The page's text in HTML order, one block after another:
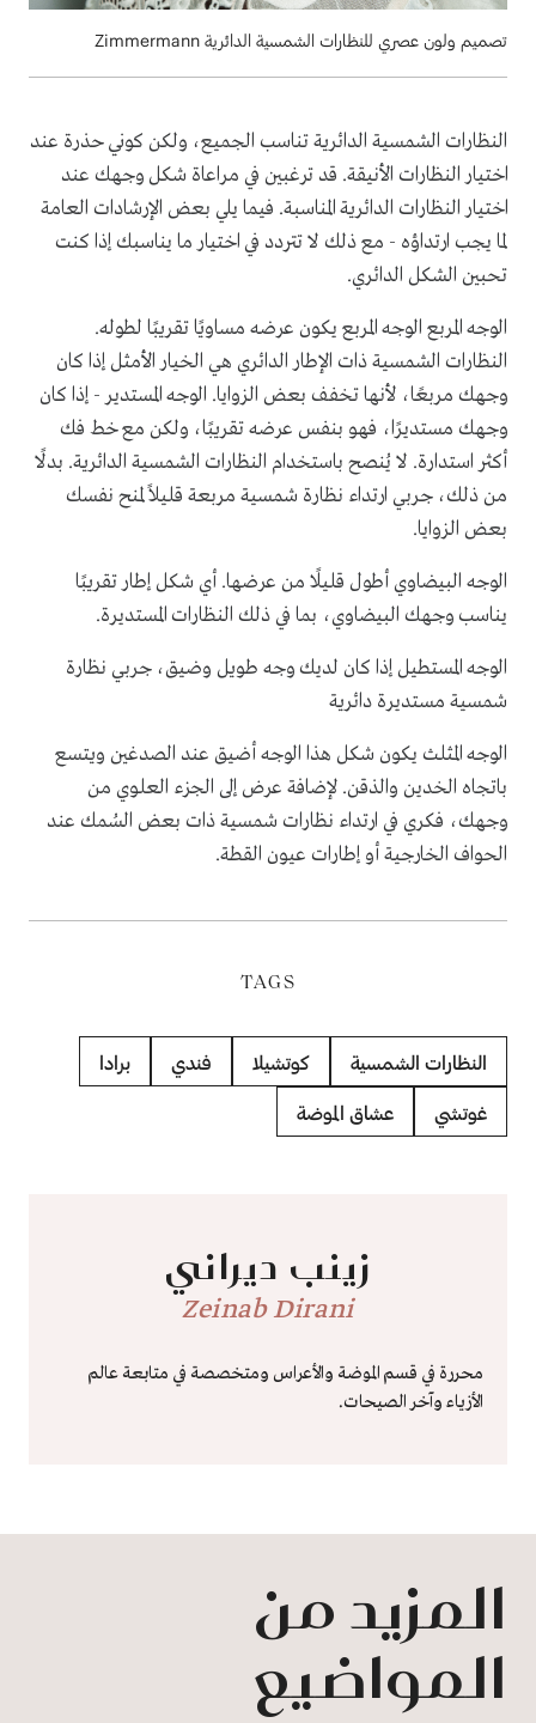
تصميم ولون عصري للنظارات الشمسية الدائرية Zimmermann
النظارات الشمسية الدائرية تناسب الجميع، ولكن كوني حذرة عند
اختيار النظارات الأنيقة. قد ترغبين في مراعاة شكل وجهك عند
اختيار النظارات الدائرية المناسبة. فيما يلي بعض الإرشادات العامة
لما يجب ارتداؤه - مع ذلك لا تتردد في اختيار ما يناسبك إذا كنت
تحبين الشكل الدائري.
الوجه المربع الوجه المربع يكون عرضه مساويًا تقريبًا لطوله.
النظارات الشمسية ذات الإطار الدائري هي الخيار الأمثل إذا كان
وجهك مربعًا، لأنها تخفف بعض الزوايا. الوجه المستدير - إذا كان
وجهك مستديرًا، فهو بنفس عرضه تقريبًا، ولكن مع خط فك
أكثر استدارة. لا يُنصح باستخدام النظارات الشمسية الدائرية. بدلًا
من ذلك، جربي ارتداء نظارة شمسية مربعة قليلاً لمنح نفسك
بعض الزوايا.
الوجه البيضاوي أطول قليلًا من عرضها. أي شكل إطار تقريبًا
يناسب وجهك البيضاوي، بما في ذلك النظارات المستديرة.
الوجه المستطيل إذا كان لديك وجه طويل وضيق، جربي نظارة
شمسية مستديرة دائرية
الوجه المثلث يكون شكل هذا الوجه أضيق عند الصدغين ويتسع
باتجاه الخدين والذقن. لإضافة عرض إلى الجزء العلوي من
وجهك، فكري في ارتداء نظارات شمسية ذات بعض السُمك عند
الحواف الخارجية أو إطارات عيون القطة.
TAGS
النظارات الشمسية كوتشيلا فندي برادا
غوتشي عشاق الموضة
زينب ديراني
Zeinab Dirani
محررة في قسم الموضة والأعراس ومتخصصة في متابعة عالم
الأزياء وآخر الصيحات.
المزيد من
المواضيع